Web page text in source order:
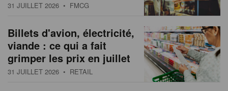
31 JUILLET 2026 • FMCG
Billets d'avion, électricité,
viande : ce qui a fait
grimper les prix en juillet
31 JUILLET 2026 • RETAIL